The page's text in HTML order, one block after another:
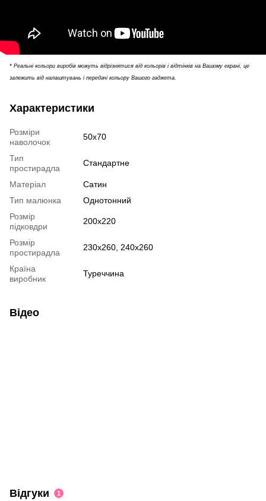
* Реальні кольори виробів можуть відрізнятися від кольорів і відтінків на Вашому екрані, це
залежить від налаштувань і передачі кольору Вашого гаджета.
Характеристики
Розміри
наволочок
50х70
Тип
простирадла
Стандартне
Матеріал
Сатин
Тип малюнка
Однотонний
Розмір
підковдри
200х220
Розмір
простирадла
230х260, 240х260
Країна
виробник
Туреччина
Відео
Відгуки 1